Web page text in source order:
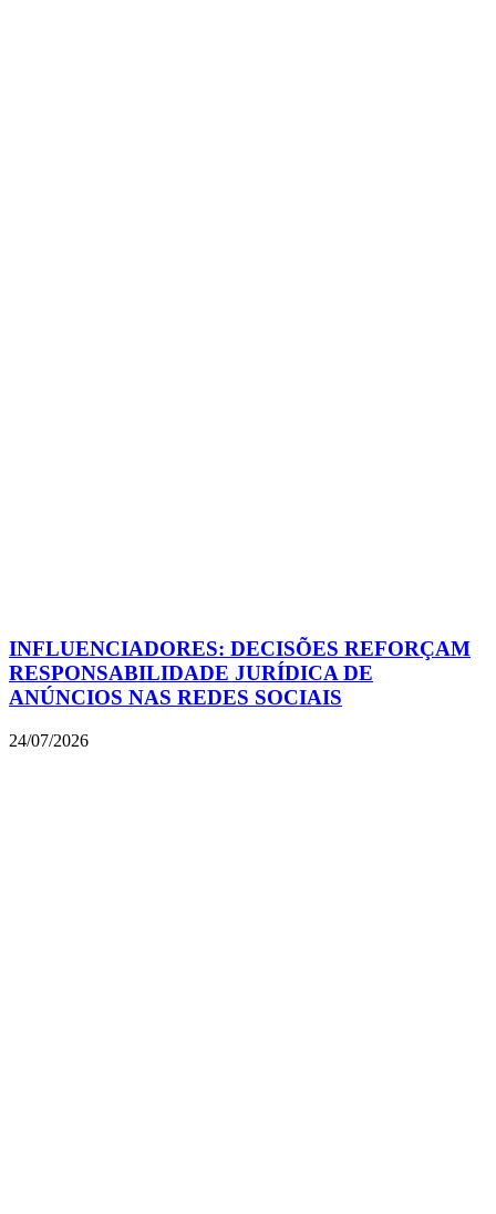
INFLUENCIADORES: DECISÕES REFORÇAM
RESPONSABILIDADE JURÍDICA DE
ANÚNCIOS NAS REDES SOCIAIS
24/07/2026